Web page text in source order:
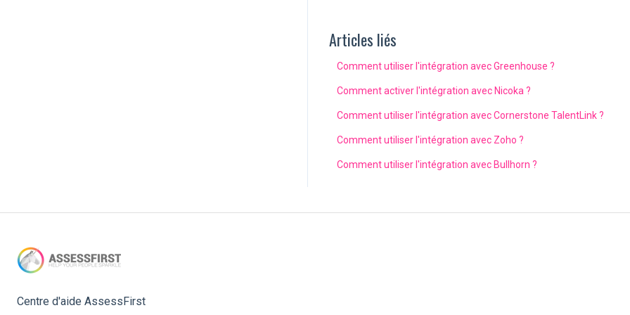
Articles liés
Comment utiliser l'intégration avec Greenhouse ?
Comment activer l'intégration avec Nicoka ?
Comment utiliser l'intégration avec Cornerstone TalentLink ?
Comment utiliser l'intégration avec Zoho ?
Comment utiliser l'intégration avec Bullhorn ?
Centre d'aide AssessFirst